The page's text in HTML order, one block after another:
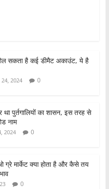
सकता है कई डीमैट अकाउंट, ये है
2024 0
था पुर्तगालियों का शासन, इस तरह से
नाम
2024 0
ग्रे मार्केट क्या होता है और कैसे तय
0